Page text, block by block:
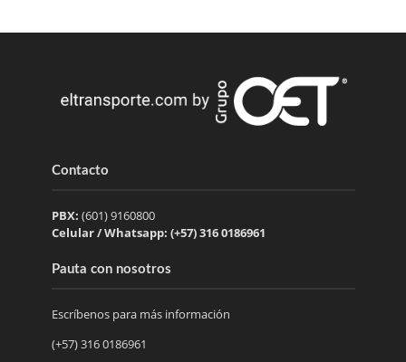
Contacto
PBX: (601) 9160800
Celular / Whatsapp: (+57) 316 0186961
Pauta con nosotros
Escríbenos para más información
(+57) 316 0186961